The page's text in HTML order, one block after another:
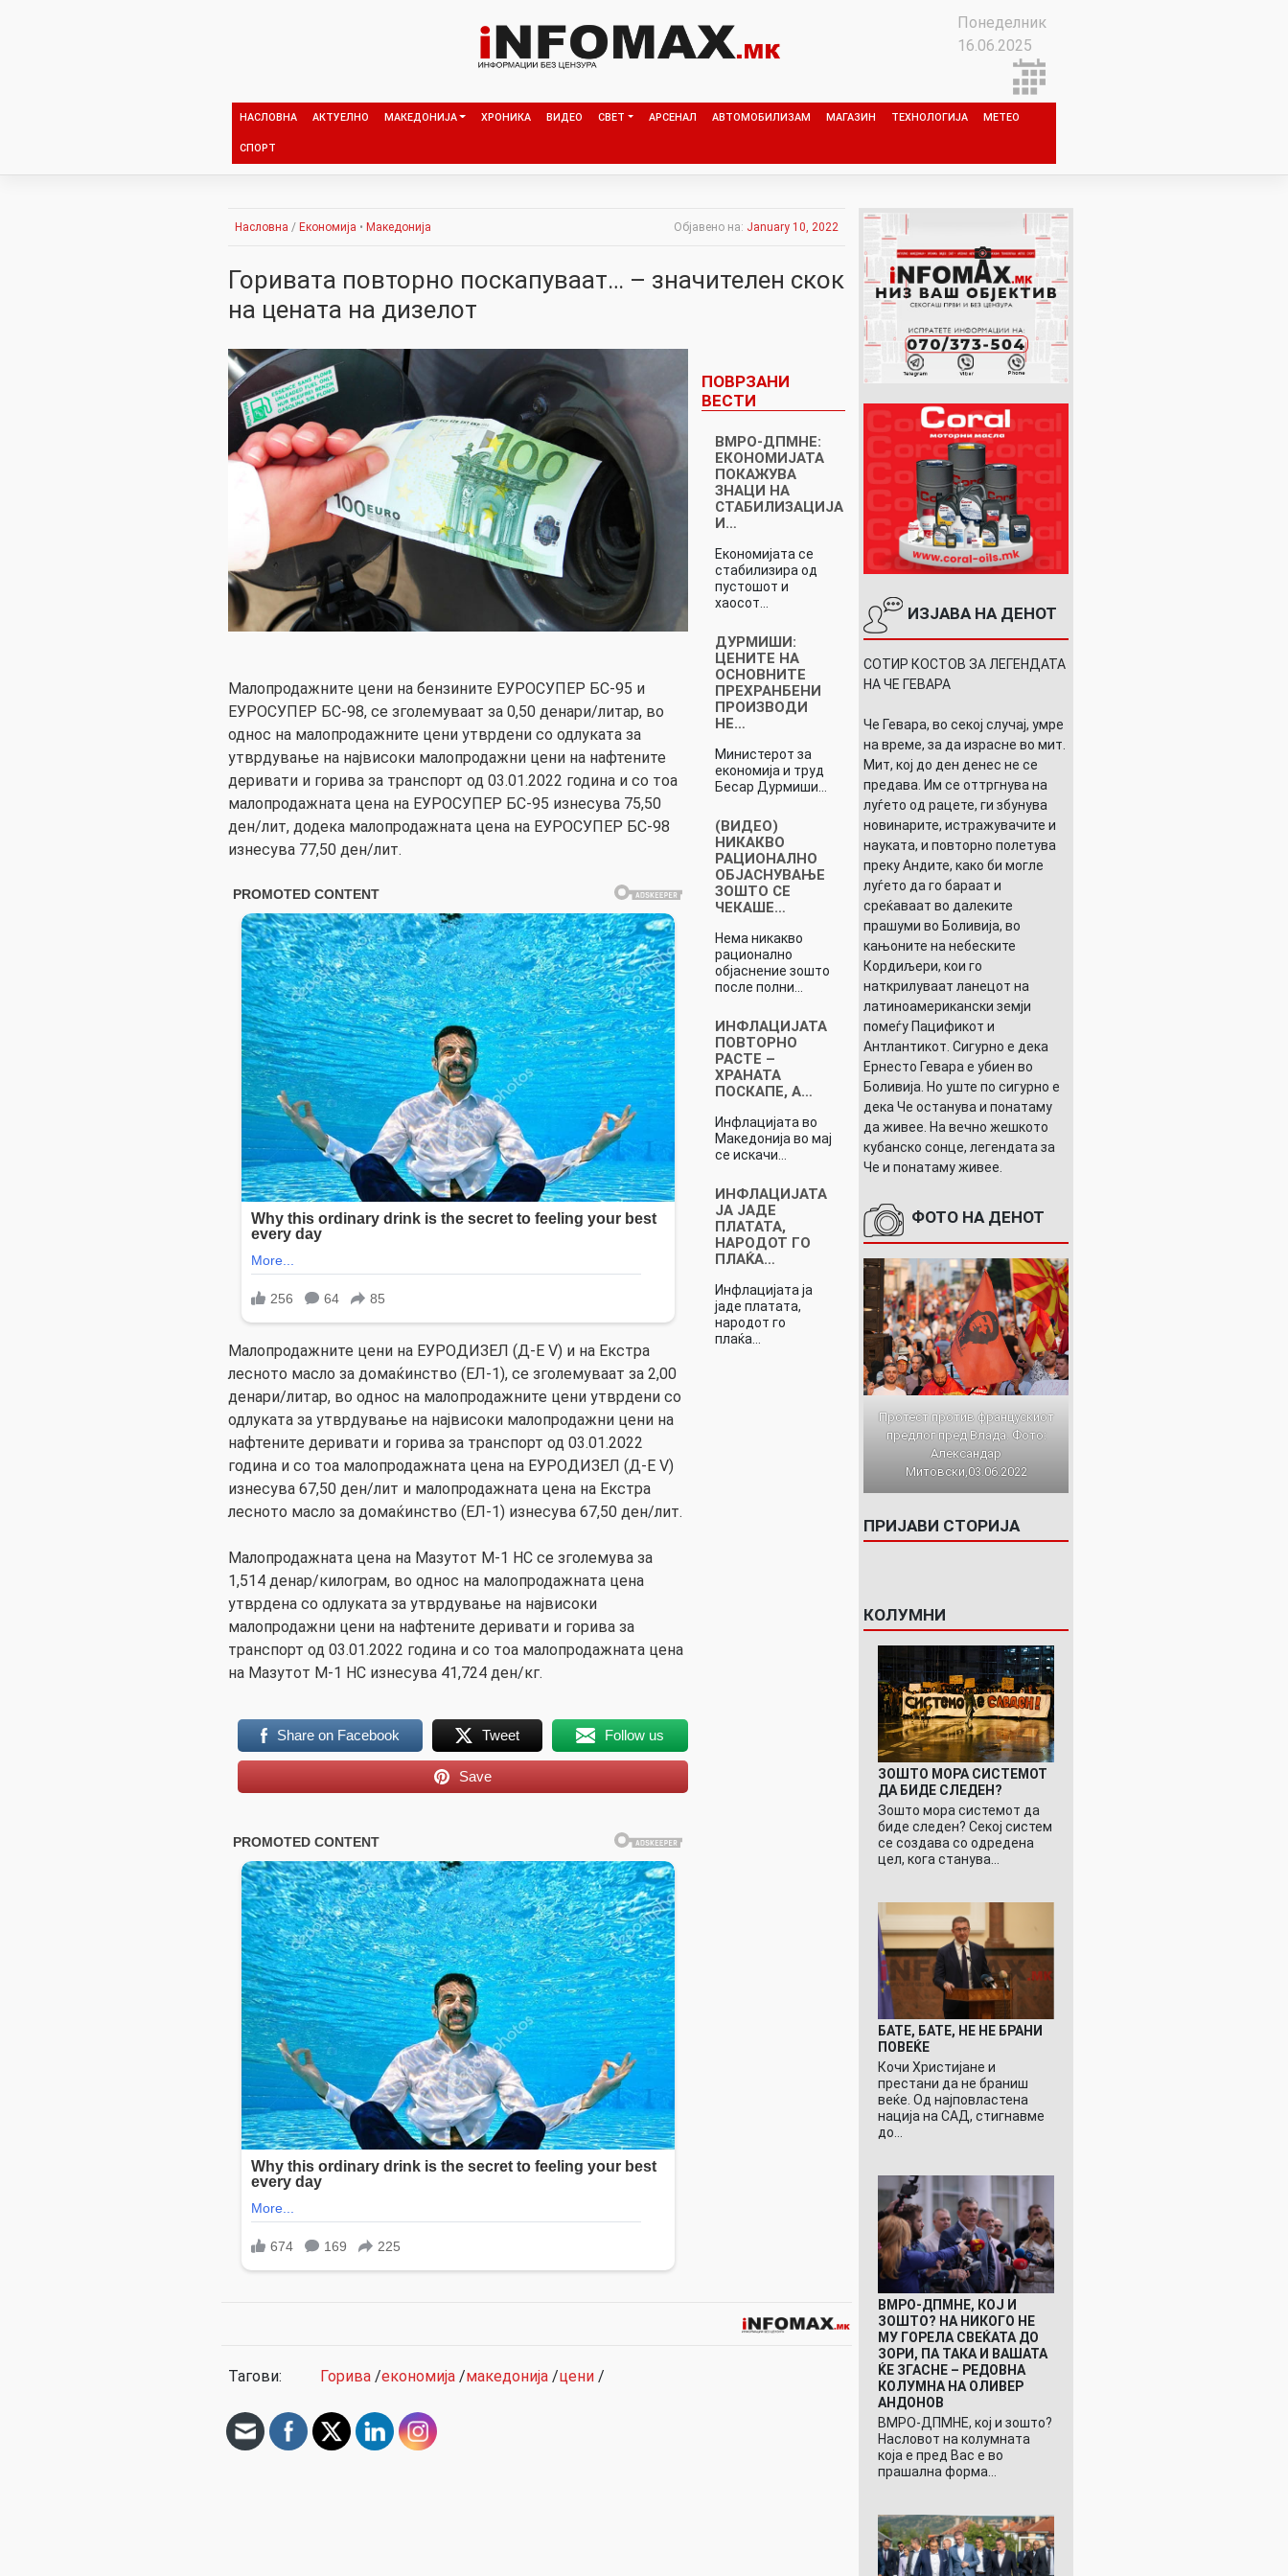
Понеделник
16.06.2025
НАСЛОВНА АКТУЕЛНО МАКЕДОНИЈА ХРОНИКА ВИДЕО СВЕТ АРСЕНАЛ АВТОМОБИЛИЗАМ МАГАЗИН ТЕХНОЛОГИЈА МЕТЕО
СПОРТ
Насловна / Економија • Македонија Објавено на: January 10, 2022
Горивата повторно поскапуваат… – значителен скок
на цената на дизелот
Малопродажните цени на бензините ЕУРОСУПЕР БС-95 и
ЕУРОСУПЕР БС-98, се зголемуваат за 0,50 денари/литар, во
однос на малопродажните цени утврдени со одлуката за
утврдување на највисоки малопродажни цени на нафтените
деривати и горива за транспорт од 03.01.2022 година и со тоа
малопродажната цена на ЕУРОСУПЕР БС-95 изнесува 75,50
ден/лит, додека малопродажната цена на ЕУРОСУПЕР БС-98
изнесува 77,50 ден/лит.
Малопродажните цени на ЕУРОДИЗЕЛ (Д-Е V) и на Екстра
лесното масло за домаќинство (ЕЛ-1), се зголемуваат за 2,00
денари/литар, во однос на малопродажните цени утврдени со
одлуката за утврдување на највисоки малопродажни цени на
нафтените деривати и горива за транспорт од 03.01.2022
година и со тоа малопродажната цена на ЕУРОДИЗЕЛ (Д-Е V)
изнесува 67,50 ден/лит и малопродажната цена на Екстра
лесното масло за домаќинство (ЕЛ-1) изнесува 67,50 ден/лит.
Малопродажната цена на Мазутот М-1 НС се зголемува за
1,514 денар/килограм, во однос на малопродажната цена
утврдена со одлуката за утврдување на највисоки
малопродажни цени на нафтените деривати и горива за
транспорт од 03.01.2022 година и со тоа малопродажната цена
на Мазутот М-1 НС изнесува 41,724 ден/кг.
Share on Facebook Tweet Follow us
Save
ПОВРЗАНИ
ВЕСТИ
ВМРО-ДПМНЕ:
ЕКОНОМИЈАТА
ПОКАЖУВА
ЗНАЦИ НА
СТАБИЛИЗАЦИЈА
И…
Економијата се
стабилизира од
пустошот и
хаосот…
ДУРМИШИ:
ЦЕНИТЕ НА
ОСНОВНИТЕ
ПРЕХРАНБЕНИ
ПРОИЗВОДИ
НЕ…
Министерот за
економија и труд
Бесар Дурмиши…
(ВИДЕО)
НИКАКВО
РАЦИОНАЛНО
ОБЈАСНУВАЊЕ
ЗОШТО СЕ
ЧЕКАШЕ…
Нема никакво
рационално
објаснение зошто
после полни…
ИНФЛАЦИЈАТА
ПОВТОРНО
РАСТЕ –
ХРАНАТА
ПОСКАПЕ, А…
Инфлацијата во
Македонија во мај
се искачи…
ИНФЛАЦИЈАТА
ЈА ЈАДЕ
ПЛАТАТА,
НАРОДОТ ГО
ПЛАЌА…
Инфлацијата ја
јаде платата,
народот го
плаќа…
Тагови: Горива /економија /македонија /цени /
ИЗЈАВА НА ДЕНОТ
СОТИР КОСТОВ ЗА ЛЕГЕНДАТА
НА ЧЕ ГЕВАРА
Че Гевара, во секој случај, умре
на време, за да израсне во мит.
Мит, кој до ден денес не се
предава. Им се оттргнува на
луѓето од рацете, ги збунува
новинарите, истражувачите и
науката, и повторно полетува
преку Андите, како би могле
луѓето да го бараат и
среќаваат во далеките
прашуми во Боливија, во
кањоните на небеските
Кордиљери, кои го
наткрилуваат ланецот на
латиноамерикански земји
помеѓу Пацификот и
Антлантикот. Сигурно е дека
Ернесто Гевара е убиен во
Боливија. Но уште по сигурно е
дека Че останува и понатаму
да живее. На вечно жешкото
кубанско сонце, легендата за
Че и понатаму живее.
ФОТО НА ДЕНОТ
Протест против францускиот
предлог пред Влада. Фото:
Александар
Митовски,03.06.2022
ПРИЈАВИ СТОРИЈА
КОЛУМНИ
ЗОШТО МОРА СИСТЕМОТ
ДА БИДЕ СЛЕДЕН?
Зошто мора системот да
биде следен? Секој систем
се создава со одредена
цел, кога станува…
БАТЕ, БАТЕ, НЕ НЕ БРАНИ
ПОВЕЌЕ
Кочи Христијане и
престани да не браниш
веќе. Од најповластена
нација на САД, стигнавме
до…
ВМРО-ДПМНЕ, КОЈ И
ЗОШТО? НА НИКОГО НЕ
МУ ГОРЕЛА СВЕЌАТА ДО
ЗОРИ, ПА ТАКА И ВАШАТА
ЌЕ ЗГАСНЕ – РЕДОВНА
КОЛУМНА НА ОЛИВЕР
АНДОНОВ
ВМРО-ДПМНЕ, кој и зошто?
Насловот на колумната
која е пред Вас е во
прашална форма…